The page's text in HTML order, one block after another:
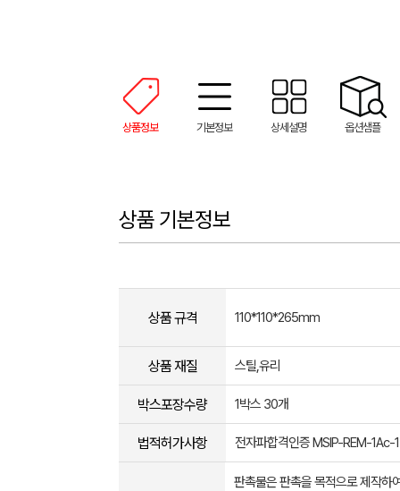
상품정보 기본정보 상세설명 옵션샘플
상품 기본정보
상품 규격 110*110*265mm
상품 재질 스틸,유리
박스포장수량 1박스 30개
법적허가사항 전자파합격인증 MSIP-REM-1Ac-
판촉물은 판촉을 목적으로 제작하